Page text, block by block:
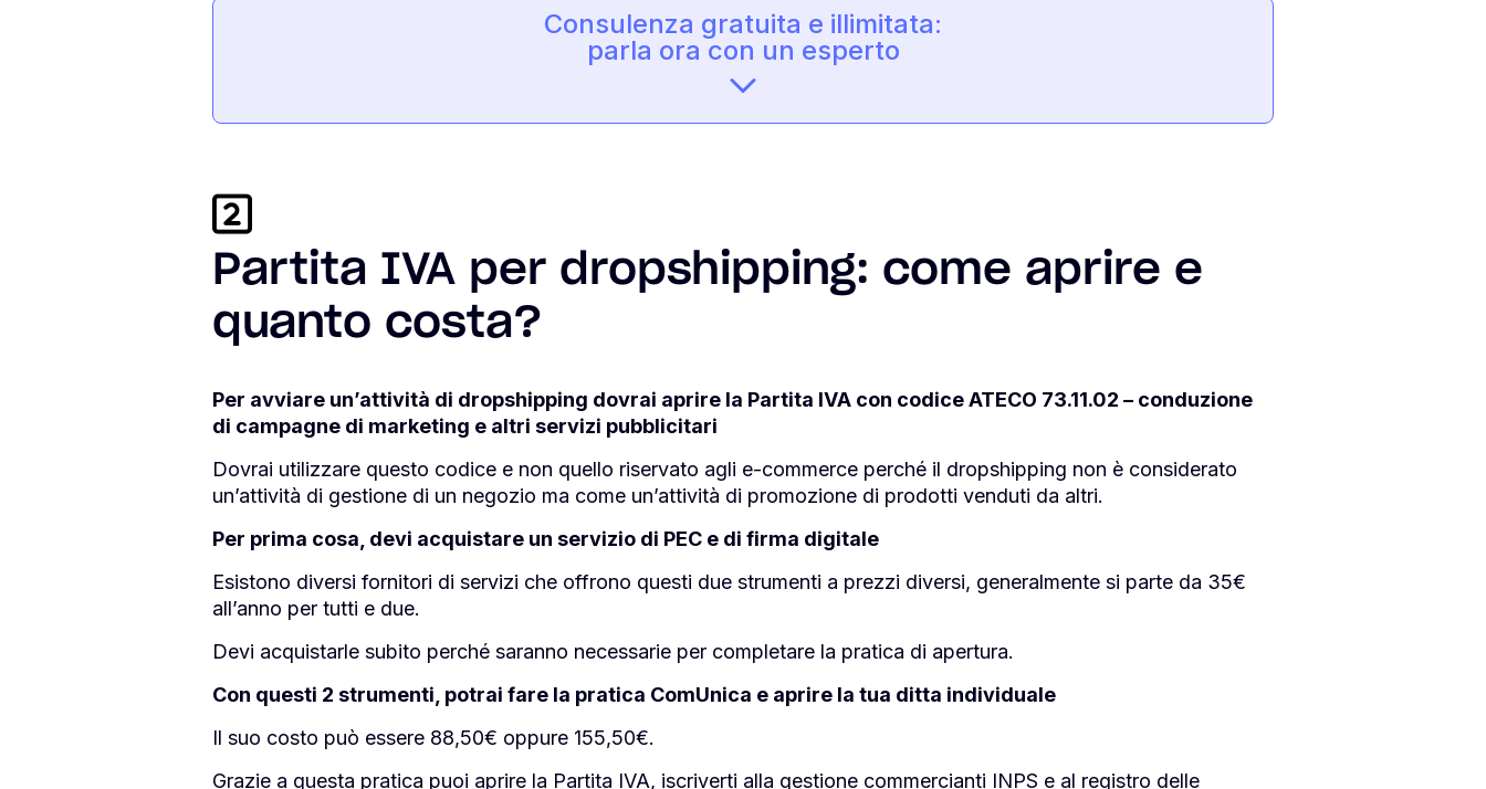
Consulenza gratuita e illimitata:
parla ora con un esperto
Partita IVA per dropshipping: come aprire e
quanto costa?
Per avviare un’attività di dropshipping dovrai aprire la Partita IVA con codice ATECO 73.11.02 – conduzione
di campagne di marketing e altri servizi pubblicitari
Dovrai utilizzare questo codice e non quello riservato agli e-commerce perché il dropshipping non è considerato
un’attività di gestione di un negozio ma come un’attività di promozione di prodotti venduti da altri.
Per prima cosa, devi acquistare un servizio di PEC e di firma digitale
Esistono diversi fornitori di servizi che offrono questi due strumenti a prezzi diversi, generalmente si parte da 35€
all’anno per tutti e due.
Devi acquistarle subito perché saranno necessarie per completare la pratica di apertura.
Con questi 2 strumenti, potrai fare la pratica ComUnica e aprire la tua ditta individuale
Il suo costo può essere 88,50€ oppure 155,50€.
Grazie a questa pratica puoi aprire la Partita IVA, iscriverti alla gestione commercianti INPS e al registro delle